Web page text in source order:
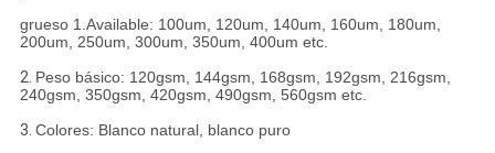
grueso 1.Available: 100um, 120um, 140um, 160um, 180um,
200um, 250um, 300um, 350um, 400um etc.
2. Peso básico: 120gsm, 144gsm, 168gsm, 192gsm, 216gsm,
240gsm, 350gsm, 420gsm, 490gsm, 560gsm etc.
3. Colores: Blanco natural, blanco puro